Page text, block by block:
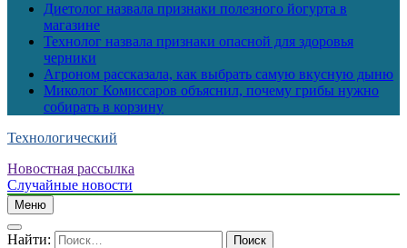
Диетолог назвала признаки полезного йогурта в
магазине
Технолог назвала признаки опасной для здоровья
черники
Агроном рассказала, как выбрать самую вкусную дыню
Миколог Комиссаров объяснил, почему грибы нужно
собирать в корзину
Технологический
Новостная рассылка
Случайные новости
Меню
Найти: